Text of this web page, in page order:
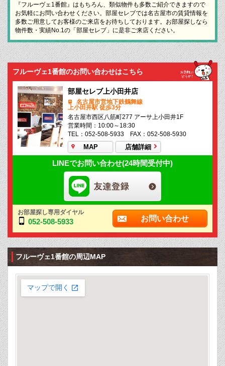
『フルーヴェ1番館』はもちろん、類似物件も多数ご紹介できますので
お気軽にお問い合わせください。部屋セレブでは名古屋市の賃貸情報を
多数ご用意してお客様のご来店をお待ちしております。お部屋探しなら
物件数・実績No.1の「部屋セレブ」に是非ご来店ください。
フルーヴェ1番館のお問い合わせはこちら
部屋セレブ上小田井店
名古屋市営地下鉄鶴舞線
上小田井駅 徒歩3分
名古屋市西区八筋町277 アーサ上小田井1F
営業時間：10:00～18:30
TEL：052-508-5933 FAX：052-508-5930
MAP 店舗詳細
LINEでお問い合わせ(24時間受付中)
お部屋探し専用ダイヤル
052-508-5933 お問い合わせ
フルーヴェ1番館の周辺MAP